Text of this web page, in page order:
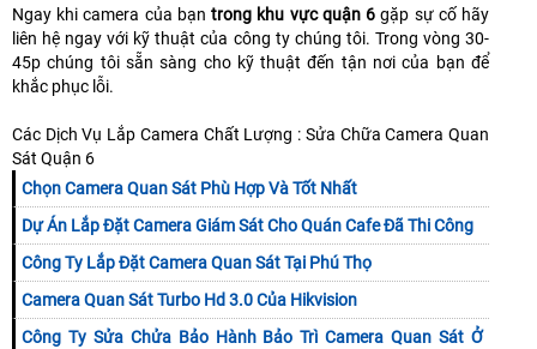
Ngay khi camera của bạntrong khu vực quận 6 gặp sự cố hãy
liên hệ ngay với kỹ thuật của công ty chúng tôi. Trong vòng 30-
45p chúng tôi sẵn sàng cho kỹ thuật đến tận nơi của bạn để
khắc phục lỗi.
Các Dịch Vụ Lắp Camera Chất Lượng : Sửa Chữa Camera Quan
Sát Quận 6
Chọn Camera Quan Sát Phù Hợp Và Tốt Nhất
Dự Án Lắp Đặt Camera Giám Sát Cho Quán Cafe Đã Thi Công
Công Ty Lắp Đặt Camera Quan Sát Tại Phú Thọ
Camera Quan Sát Turbo Hd 3.0 Của Hikvision
Công Ty Sửa Chửa Bảo Hành Bảo Trì Camera Quan Sát Ở